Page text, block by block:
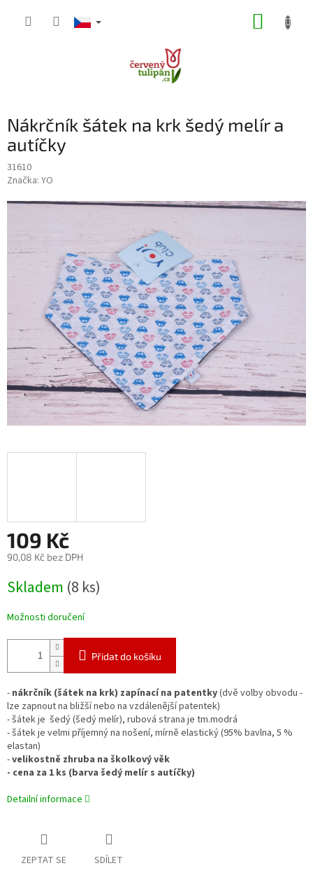
Nákrčník šátek na krk šedý melír a
autíčky
31610
Značka: YO
109 Kč
90,08 Kč bez DPH
cena:
Skladem (8 ks)
Možnosti doručení
Přidat do košíku
- nákrčník (šátek na krk) zapínací na patentky(dvě volby obvodu -
lze zapnout na bližší nebo na vzdálenější patentek)
- šátek je šedý (šedý melír), rubová strana je tm.modrá
- šátek je velmi příjemný na nošení, mírně elastický (95% bavlna, 5 %
elastan)
-velikostně zhruba na školkový věk
- cena za 1 ks (barva šedý melír s autíčky)
Detailní informace
ZEPTAT SE SDÍLET